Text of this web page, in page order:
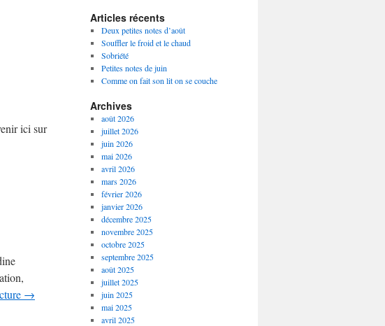
ici sur
→
Articles récents
Deux petites notes d’août
Souffler le froid et le chaud
Sobriété
Petites notes de juin
Comme on fait son lit on se couche
Archives
août 2026
juillet 2026
juin 2026
mai 2026
avril 2026
mars 2026
février 2026
janvier 2026
décembre 2025
novembre 2025
octobre 2025
septembre 2025
août 2025
juillet 2025
juin 2025
mai 2025
avril 2025